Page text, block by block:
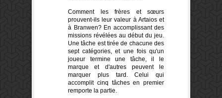
Comment les frères et sœurs
prouvent-ils leur valeur à Artaios et
à Branwen? En accomplissant des
missions révélées au début du jeu.
Une tâche est tirée de chacune des
sept catégories, et une fois qu'un
joueur termine une tâche, il le
marque et d'autres peuvent le
marquer plus tard. Celui qui
accomplit cinq tâches en premier
remporte la partie.